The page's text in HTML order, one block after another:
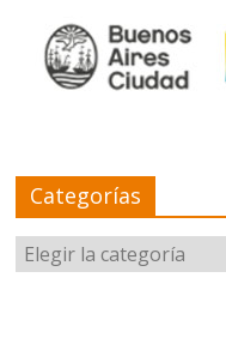
Categorías
Categorías